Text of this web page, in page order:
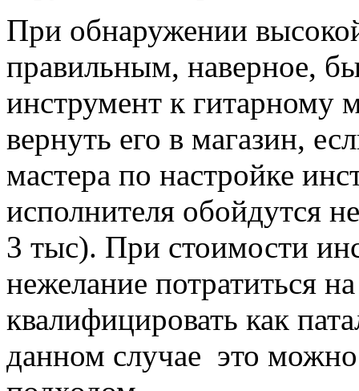
При обнаружении
правильным, наверное,
инструмент к гитарному
вернуть его в магазин,
мастера по настройке
исполнителя обойдутся
3 тыс). При стоимости
нежелание потратиться
квалифицировать как
данном случае это